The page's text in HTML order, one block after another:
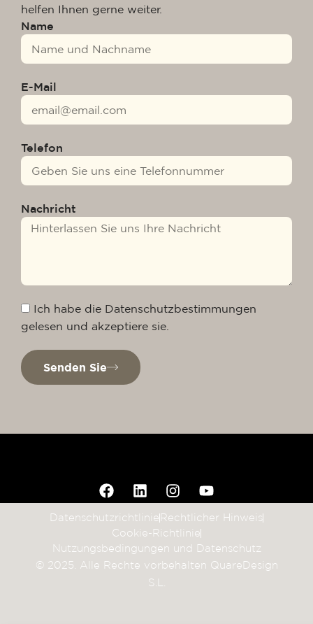
helfen Ihnen gerne weiter.
Name
E-Mail
Telefon
Nachricht
Ich habe die Datenschutzbestimmungen
gelesen und akzeptiere sie.
Senden Sie
Datenschutzrichtlinie Rechtlicher Hinweis
Cookie-Richtlinie
Nutzungsbedingungen und Datenschutz
© 2025. Alle Rechte vorbehalten QuareDesign
S.L.